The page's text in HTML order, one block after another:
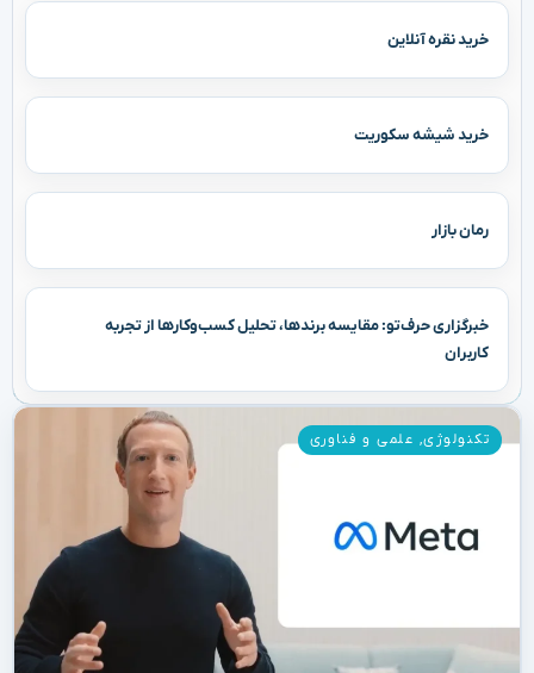
خرید نقره آنلاین
خرید شیشه سکوریت
رمان بازار
خبرگزاری حرف‌تو: مقایسه برندها، تحلیل کسب‌وکارها از تجربه
کاربران
تکنولوژی, علمی و فناوری